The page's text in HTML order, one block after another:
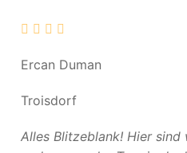
Ercan Duman
Troisdorf
Alles Blitzeblank! Hier sind